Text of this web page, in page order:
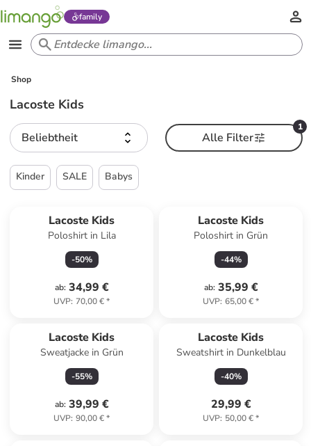
family
Shop
Lacoste Kids
Beliebtheit
1
Alle Filter
Kinder SALE Babys
Lacoste Kids
Poloshirt in Lila
-50%
ab: 34,99 €
UVP: 70,00 €*
Lacoste Kids
Poloshirt in Grün
-44%
ab: 35,99 €
UVP: 65,00 €*
Lacoste Kids
Sweatjacke in Grün
-55%
ab: 39,99 €
UVP: 90,00 €*
Lacoste Kids
Sweatshirt in Dunkelblau
-40%
29,99 €
UVP: 50,00 €*